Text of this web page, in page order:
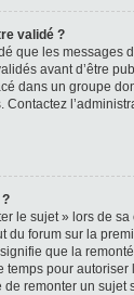
validé ?
que les messages
avant d’être
dans un groupe
Contactez
le sujet » lors de
du forum sur la
que la
temps pour autoriser
remonter un sujet